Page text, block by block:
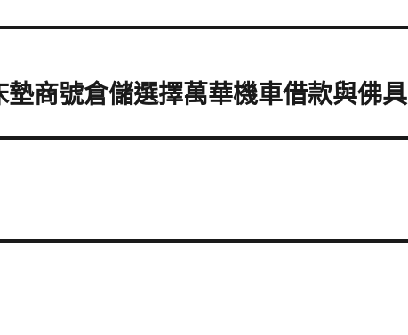
商號倉儲選擇萬華機車借款與佛具